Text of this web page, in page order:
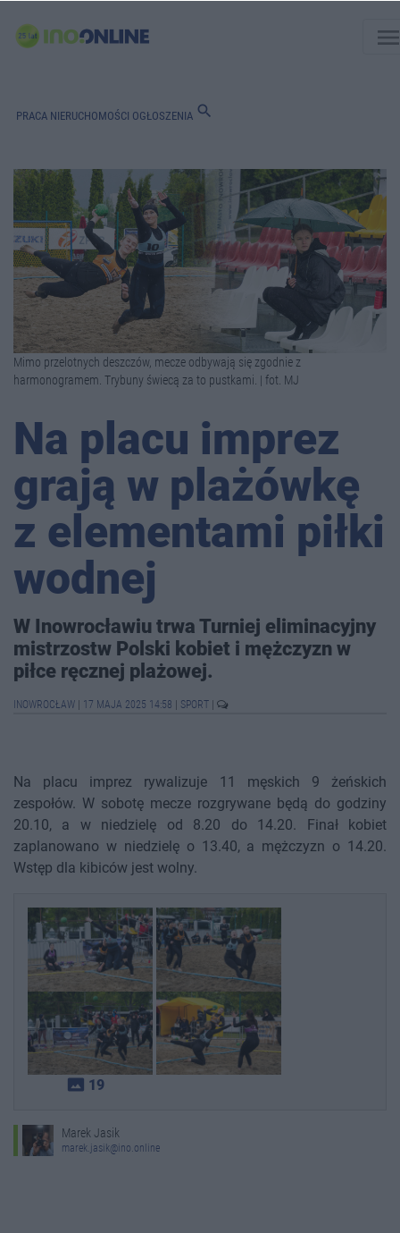
PRACA NIERUCHOMOŚCI OGŁOSZENIA search
Mimo przelotnych deszczów, mecze odbywają się zgodnie z
harmonogramem. Trybuny świecą za to pustkami. | fot. MJ
Na placu imprez
grają w plażówkę
z elementami piłki
wodnej
W Inowrocławiu trwa Turniej eliminacyjny
mistrzostw Polski kobiet i mężczyzn w
piłce ręcznej plażowej.
INOWROCŁAW 17 MAJA 2025 14:58 SPORT
Na placu imprez rywalizuje 11 męskich 9 żeńskich
zespołów. W sobotę mecze rozgrywane będą do godziny
20.10, a w niedzielę od 8.20 do 14.20. Finał kobiet
zaplanowano w niedzielę o 13.40, a mężczyzn o 14.20.
Wstęp dla kibiców jest wolny.
photo_size_select_actual 19
Marek Jasik
marek.jasik@ino.online